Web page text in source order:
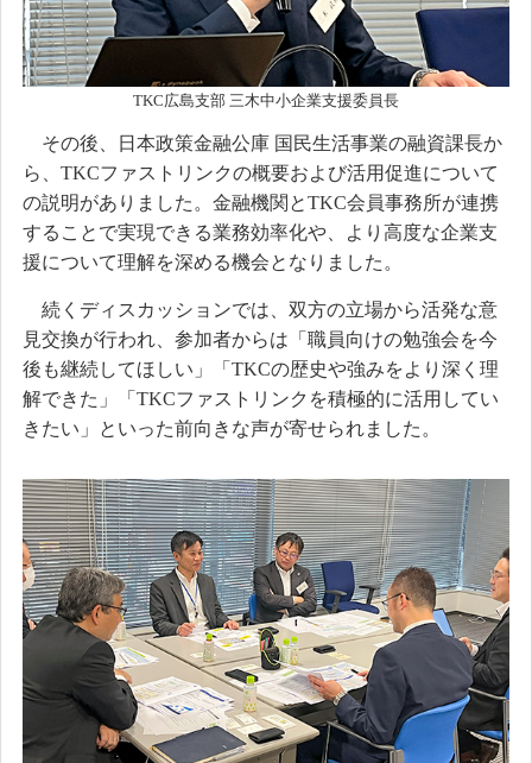
TKC広島支部 三木中小企業支援委員長
その後、日本政策金融公庫 国民生活事業の融資課長か
ら、TKCファストリンクの概要および活用促進について
の説明がありました。金融機関とTKC会員事務所が連携
することで実現できる業務効率化や、より高度な企業支
援について理解を深める機会となりました。
続くディスカッションでは、双方の立場から活発な意
見交換が行われ、参加者からは「職員向けの勉強会を今
後も継続してほしい」「TKCの歴史や強みをより深く理
解できた」「TKCファストリンクを積極的に活用してい
きたい」といった前向きな声が寄せられました。